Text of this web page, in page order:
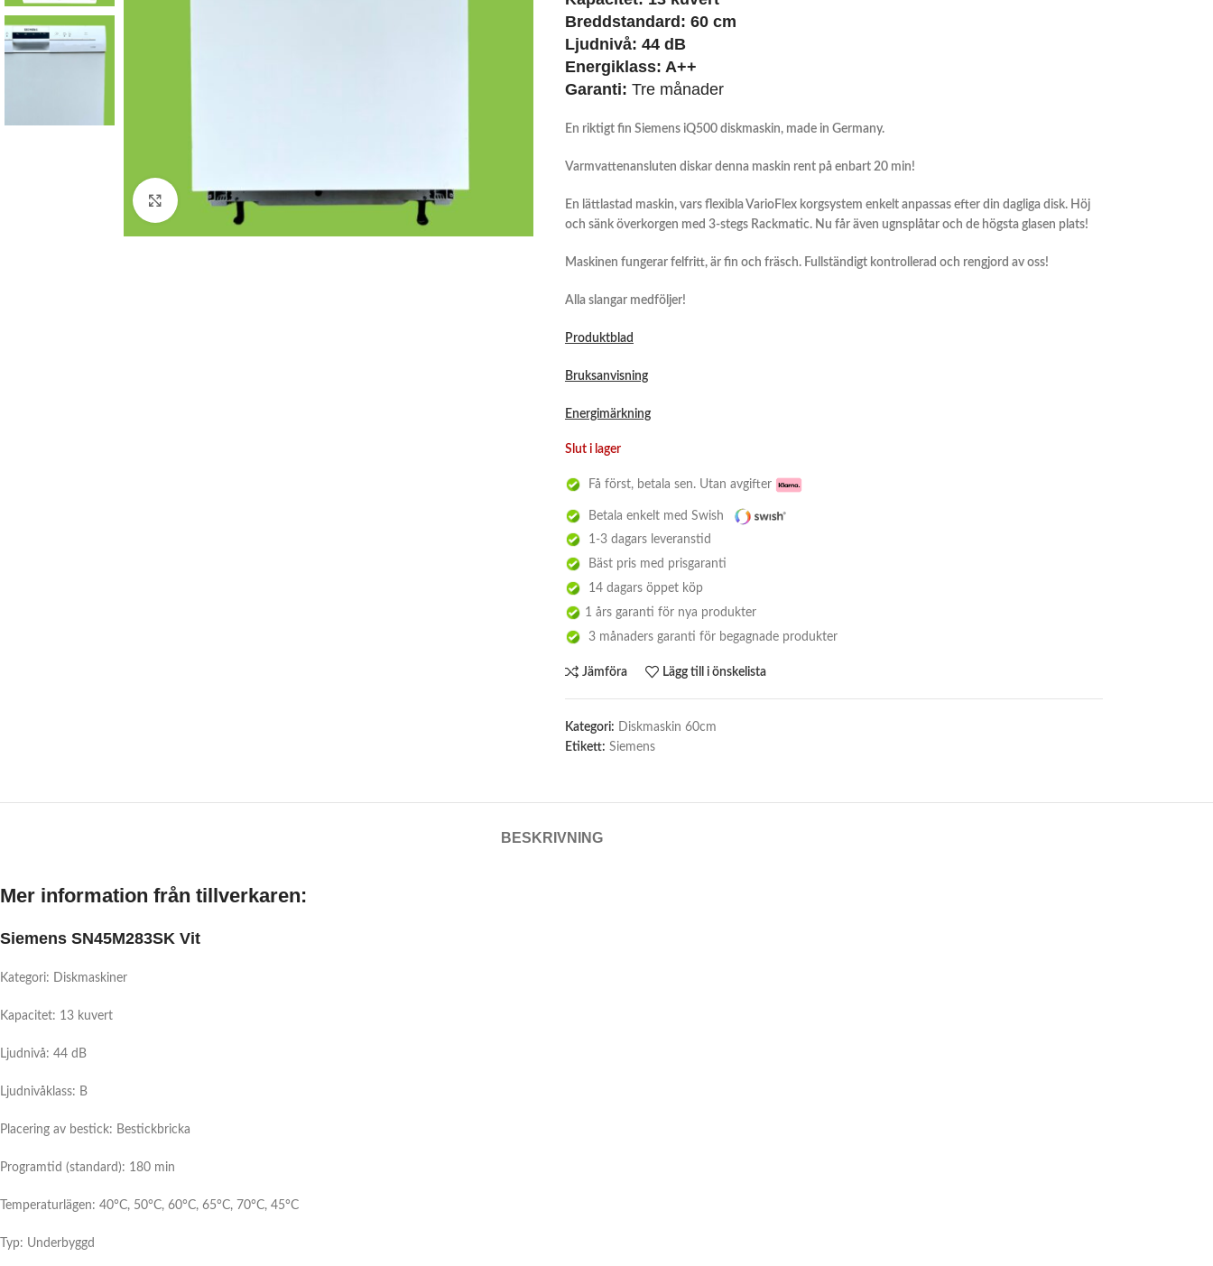
Click to enlarge
Breddstandard: 60 cm
Ljudnivå: 44 dB
Energiklass: A++
Garanti: Tre månader
En riktigt fin Siemens iQ500 diskmaskin, made in Germany.
Varmvattenansluten diskar denna maskin rent på enbart 20 min!
En lättlastad maskin, vars flexibla VarioFlex korgsystem enkelt anpassas efter din dagliga disk. Höj
och sänk överkorgen med 3-stegs Rackmatic. Nu får även ugnsplåtar och de högsta glasen plats!
Maskinen fungerar felfritt, är fin och fräsch. Fullständigt kontrollerad och rengjord av oss!
Alla slangar medföljer!
Produktblad
Bruksanvisning
Energimärkning
Slut i lager
Få först, betala sen. Utan avgifter
Betala enkelt med Swish
1-3 dagars leveranstid
Bäst pris med prisgaranti
14 dagars öppet köp
1 års garanti för nya produkter
3 månaders garanti för begagnade produkter
Jämföra Lägg till i önskelista
Kategori: Diskmaskin 60cm
Etikett: Siemens
BESKRIVNING
Mer information från tillverkaren:
Siemens SN45M283SK Vit
Kategori: Diskmaskiner
Kapacitet: 13 kuvert
Ljudnivå: 44 dB
Ljudnivåklass: B
Placering av bestick: Bestickbricka
Programtid (standard): 180 min
Temperaturlägen: 40°C, 50°C, 60°C, 65°C, 70°C, 45°C
Typ: Underbyggd